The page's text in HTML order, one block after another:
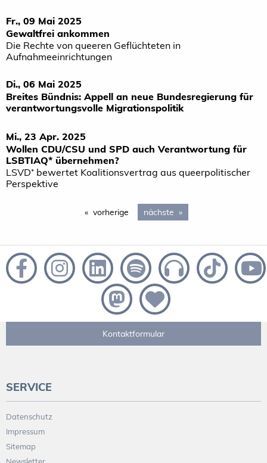
Fr., 09 Mai 2025
Gewaltfrei ankommen
Die Rechte von queeren Geflüchteten in
Aufnahmeeinrichtungen
Di., 06 Mai 2025
Breites Bündnis: Appell an neue Bundesregierung für
verantwortungsvolle Migrationspolitik
Mi., 23 Apr. 2025
Wollen CDU/CSU und SPD auch Verantwortung für
LSBTIAQ* übernehmen?
LSVD⁺ bewertet Koalitionsvertrag aus queerpolitischer
Perspektive
vorherige pagenächste page 2
Kontaktformular
SERVICE
Datenschutz
Impressum
Sitemap